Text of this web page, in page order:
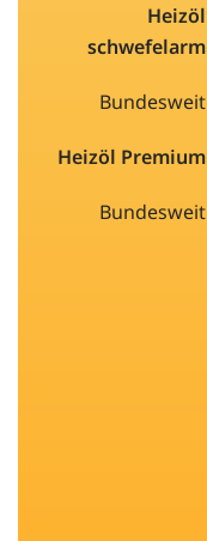
Heizöl
schwefelarm
Bundesweit
Heizöl Premium
Bundesweit